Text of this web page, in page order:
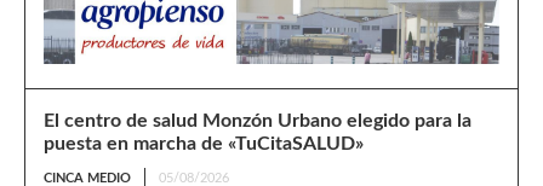
El centro de salud Monzón Urbano elegido para la
puesta en marcha de «TuCitaSALUD»
CINCA MEDIO 05/08/2026